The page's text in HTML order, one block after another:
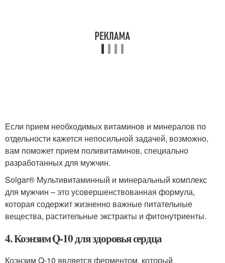
Если прием необходимых витаминов и минералов по
отдельности кажется непосильной задачей, возможно,
вам поможет прием поливитаминов, специально
разработанных для мужчин.
Solgar® Мультивитаминный и минеральный комплекс
для мужчин – это усовершенствованная формула,
которая содержит жизненно важные питательные
вещества, растительные экстракты и фитонутриенты.
4. Коэнзим Q-10 для здоровья сердца
Коэнзим Q-10 является ферментом, который